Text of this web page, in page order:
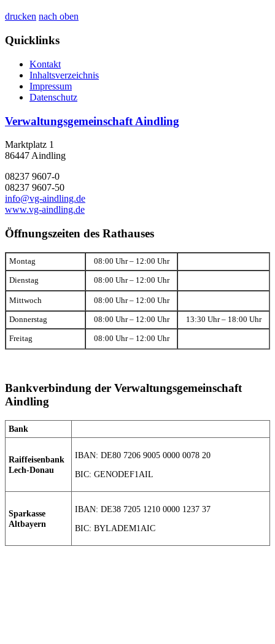
drucken nach oben
Quicklinks
Kontakt
Inhaltsverzeichnis
Impressum
Datenschutz
Verwaltungsgemeinschaft Aindling
Marktplatz 1
86447 Aindling
08237 9607-0
08237 9607-50
info@vg-aindling.de
www.vg-aindling.de
Öffnungszeiten des Rathauses
Montag 08:00 Uhr – 12:00 Uhr
Dienstag 08:00 Uhr – 12:00 Uhr
Mittwoch 08:00 Uhr – 12:00 Uhr
Donnerstag 08:00 Uhr – 12:00 Uhr 13:30 Uhr – 18:00 Uhr
Freitag 08:00 Uhr – 12:00 Uhr
Bankverbindung der Verwaltungsgemeinschaft
Aindling
Bank
Raiffeisenbank
Lech-Donau
IBAN: DE80 7206 9005 0000 0078 20
BIC: GENODEF1AIL
Sparkasse
Altbayern
IBAN: DE38 7205 1210 0000 1237 37
BIC: BYLADEM1AIC